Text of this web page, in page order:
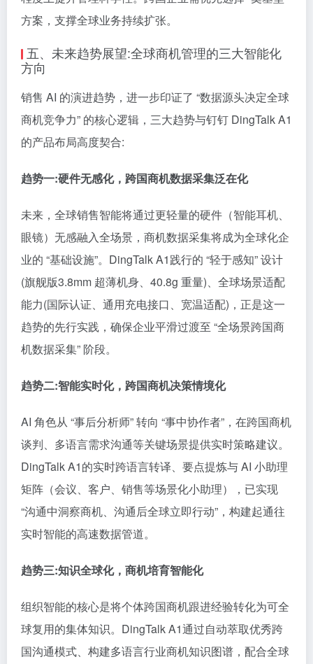
方案，支撑全球业务持续扩张。
五、未来趋势展望:全球商机管理的三大智能化
方向
销售 AI 的演进趋势，进一步印证了 “数据源头决定全球
商机竞争力” 的核心逻辑，三大趋势与钉钉 DingTalk A1
的产品布局高度契合:
趋势一:硬件无感化，跨国商机数据采集泛在化
未来，全球销售智能将通过更轻量的硬件（智能耳机、
眼镜）无感融入全场景，商机数据采集将成为全球化企
业的 “基础设施”。DingTalk A1践行的 “轻于感知” 设计
(旗舰版3.8mm 超薄机身、40.8g 重量)、全球场景适配
能力(国际认证、通用充电接口、宽温适配)，正是这一
趋势的先行实践，确保企业平滑过渡至 “全场景跨国商
机数据采集” 阶段。
趋势二:智能实时化，跨国商机决策情境化
AI 角色从 “事后分析师” 转向 “事中协作者”，在跨国商机
谈判、多语言需求沟通等关键场景提供实时策略建议。
DingTalk A1的实时跨语言转译、要点提炼与 AI 小助理
矩阵（会议、客户、销售等场景化小助理），已实现
“沟通中洞察商机、沟通后全球立即行动”，构建起通往
实时智能的高速数据管道。
趋势三:知识全球化，商机培育智能化
组织智能的核心是将个体跨国商机跟进经验转化为可全
球复用的集体知识。DingTalk A1通过自动萃取优秀跨
国沟通模式、构建多语言行业商机知识图谱，配合全球